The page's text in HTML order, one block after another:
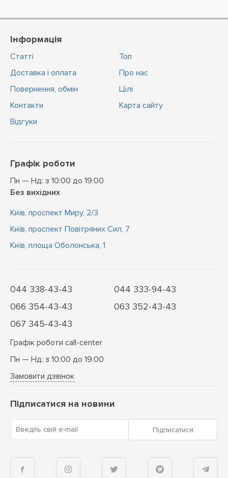
Інформація
Статті
Доставка і оплата
Повернення, обмін
Контакти
Відгуки
Топ
Про нас
Цiлi
Карта сайту
Графік роботи
Пн — Нд: з 10:00 до 19:00
Без вихідних
Київ, проспект Миру, 2/3
Київ, проспект Повітряних Сил, 7
Київ, площа Оболонська, 1
044 338-43-43
044 333-94-43
066 354-43-43
063 352-43-43
067 345-43-43
Графік роботи call-center
Пн — Нд: з 10:00 до 19:00
Замовити дзвінок
Підписатися на новини
Введіть свій e-mail Підписатися